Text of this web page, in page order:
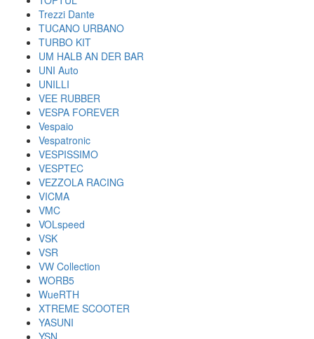
Trezzi Dante
TUCANO URBANO
TURBO KIT
UM HALB AN DER BAR
UNI Auto
UNILLI
VEE RUBBER
VESPA FOREVER
Vespaio
Vespatronic
VESPISSIMO
VESPTEC
VEZZOLA RACING
VICMA
VMC
VOLspeed
VSK
VSR
VW Collection
WORB5
WueRTH
XTREME SCOOTER
YASUNI
YSN